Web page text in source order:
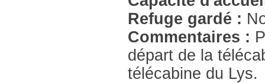
Refuge gardé :
Commentaires :
départ de la
télécabine du Lys.